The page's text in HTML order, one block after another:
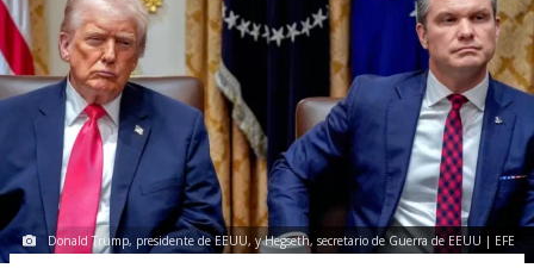
Donald Trump, presidente de EEUU, y Hegseth, secretario de Guerra de EEUU | EFE